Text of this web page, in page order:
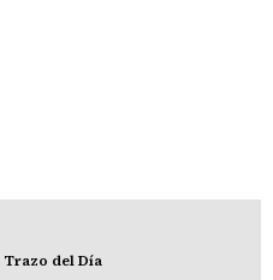
Trazo del Día